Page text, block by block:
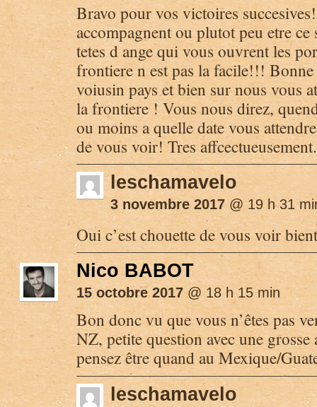
Bravo pour vos victoires
accompagnent ou plutot peu etre ce
tetes d ange qui vous ouvrent les
frontiere n est pas la facile!!!
voiusin pays et bien sur nous vous
la frontiere ! Vous nous direz,
ou moins a quelle date vous
de vous voir! Tres
leschamavelo
3 novembre 2017 @ 19 h 31
Oui c’est chouette de vous voir
Nico BABOT
15 octobre 2017 @ 18 h 15 min
Bon donc vu que vous n’êtes pas
NZ, petite question avec une
pensez être quand au Mexique/
leschamavelo